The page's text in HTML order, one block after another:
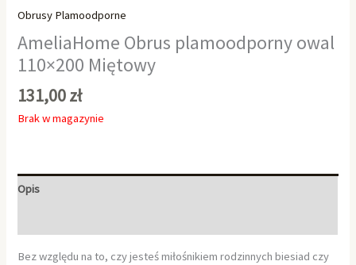
Obrusy Plamoodporne
AmeliaHome Obrus plamoodporny owal
110×200 Miętowy
131,00zł
Brak w magazynie
Opis
Bez względu na to, czy jesteś miłośnikiem rodzinnych biesiad czy